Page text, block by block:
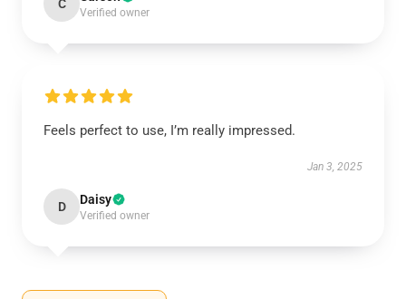
C
Verified owner
Feels perfect to use, I’m really impressed.
Jan 3, 2025
D Daisy
Verified owner